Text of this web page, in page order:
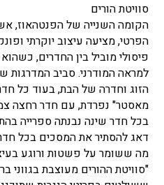
סוויטת הורים
הקומה השנייה של הפנטהאוז,
הפרטי, מציעה עיצוב יוקרתי
פיסולי מוביל בין החדרים,
למראה המודרני. סביב המדרגות
הזוג וחדרה של הבת, בעוד כל
מאסטר" נפרדת, עם חדר רחצה
בכל חדר שינה נבנתה ספרייה
דאג להסתיר את המסכים בכל
מה ששומר על פשטות ורוגע
"סוויטת ההורים מעוצבת בגווני